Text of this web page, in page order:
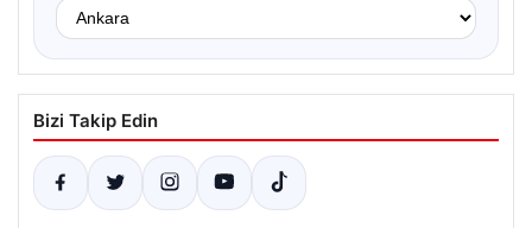
Bizi Takip Edin